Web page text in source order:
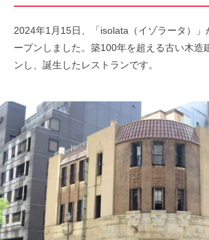
2024年1月15日、「isolata（イゾラータ）」
ープンしました。築100年を超える古い木造
ンし、誕生したレストランです。